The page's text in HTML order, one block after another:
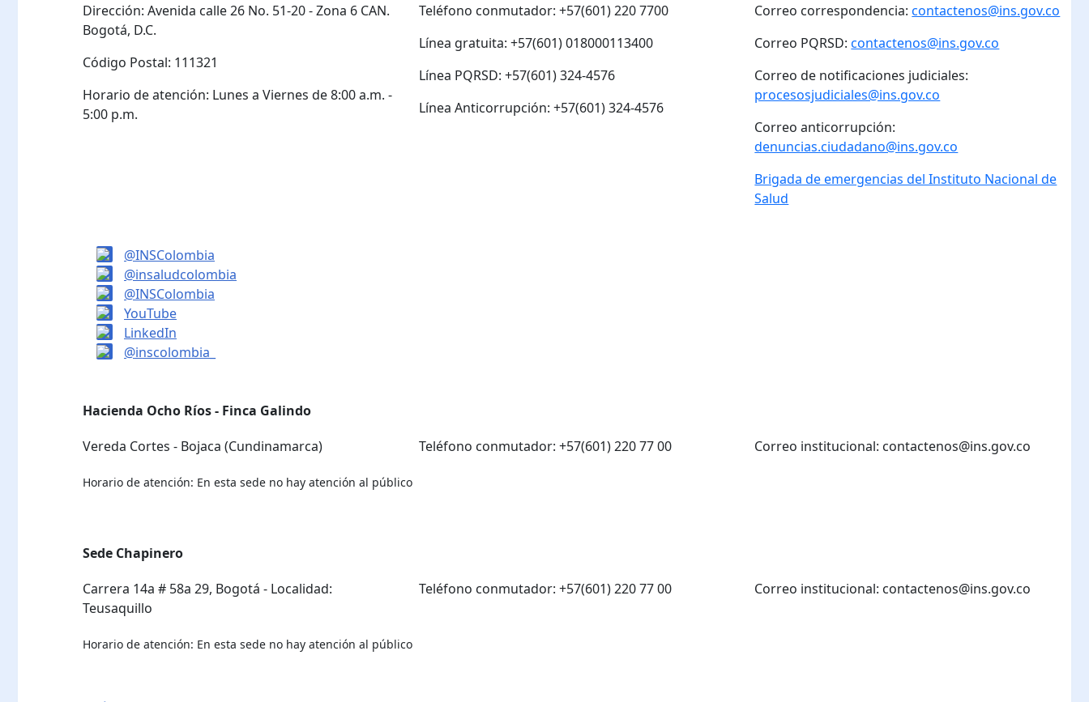
Dirección: Avenida calle 26 No. 51-20 - Zona 6 CAN.
Bogotá, D.C.
Código Postal: 111321
Horario de atención: Lunes a Viernes de 8:00 a.m. -
5:00 p.m.
Teléfono conmutador: +57(601) 220 7700
Línea gratuita: +57(601) 018000113400
Línea PQRSD: +57(601) 324-4576
Línea Anticorrupción: +57(601) 324-4576
Correo correspondencia:contactenos@ins.gov.co
Correo PQRSD:contactenos@ins.gov.co
Correo de notificaciones judiciales:
procesosjudiciales@ins.gov.co
Correo anticorrupción:
denuncias.ciudadano@ins.gov.co
Brigada de emergencias del Instituto Nacional de
Salud
@INSColombia
@insaludcolombia
@INSColombia
YouTube
LinkedIn
@inscolombia_
Hacienda Ocho Ríos - Finca Galindo
Vereda Cortes - Bojaca (Cundinamarca)
Teléfono conmutador: +57(601) 220 77 00 Correo institucional: contactenos@ins.gov.co
Horario de atención: En esta sede no hay atención al público
Sede Chapinero
Carrera 14a # 58a 29, Bogotá - Localidad:
Teusaquillo
Teléfono conmutador: +57(601) 220 77 00 Correo institucional: contactenos@ins.gov.co
Horario de atención: En esta sede no hay atención al público